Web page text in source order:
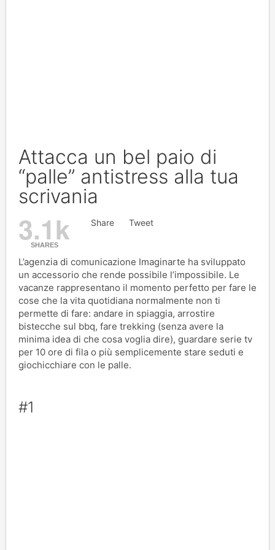
Attacca un bel paio di
“palle” antistress alla tua
scrivania
3.1k
SHARES
Share Tweet
L’agenzia di comunicazione Imaginarte ha sviluppato
un accessorio che rende possibile l’impossibile. Le
vacanze rappresentano il momento perfetto per fare le
cose che la vita quotidiana normalmente non ti
permette di fare: andare in spiaggia, arrostire
bistecche sul bbq, fare trekking (senza avere la
minima idea di che cosa voglia dire), guardare serie tv
per 10 ore di fila o più semplicemente stare seduti e
giochicchiare con le palle.
#1